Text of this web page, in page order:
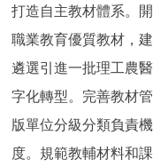
打造自主教材體系。
職業教育優質教材，
遴選引進一批理工農
字化轉型。完善教材
版單位分級分類負責
度。規範教輔材料和